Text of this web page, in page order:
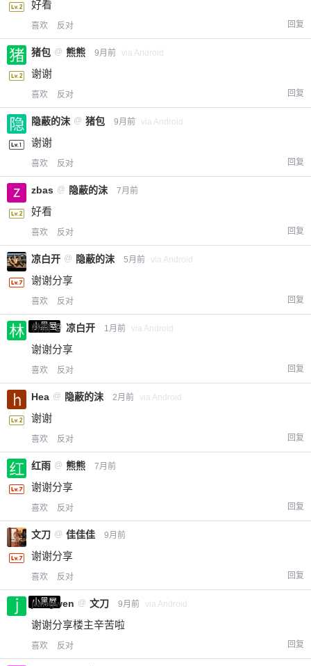
好看
喜欢 反对 回复
猪包 @ 熊熊 9月前 via Android
谢谢
喜欢 反对 回复
隐蔽的沫 @ 猪包 9月前 via Android
谢谢
喜欢 反对 回复
zbas @ 隐蔽的沫 7月前
好看
喜欢 反对 回复
凉白开 @ 隐蔽的沫 5月前 via Android
谢谢分享
喜欢 反对 回复
小黑屋
林南 @ 凉白开 1月前 via Android
谢谢分享
喜欢 反对 回复
Hea @ 隐蔽的沫 2月前 via Android
谢谢
喜欢 反对 回复
红雨 @ 熊熊 7月前
谢谢分享
喜欢 反对 回复
文刀 @ 佳佳佳 9月前
谢谢分享
喜欢 反对 回复
小黑屋
jiangwen @ 文刀 9月前 via Android
谢谢分享楼主辛苦啦
喜欢 反对 回复